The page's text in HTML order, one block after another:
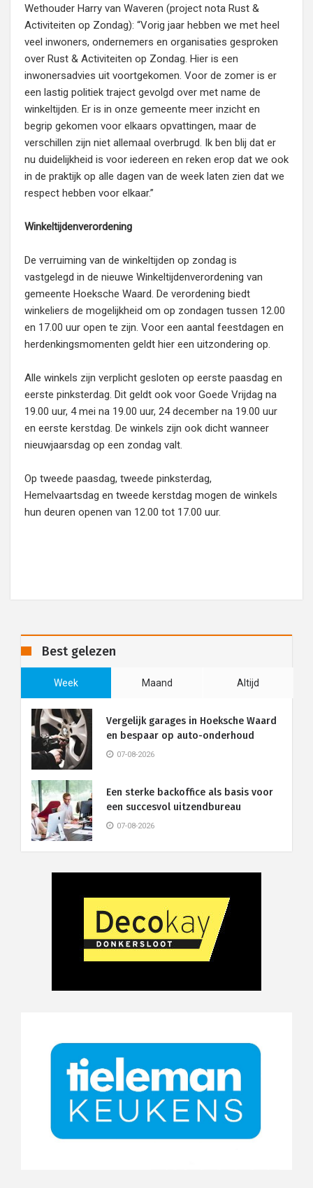
Wethouder Harry van Waveren (project nota Rust &
Activiteiten op Zondag): “Vorig jaar hebben we met heel
veel inwoners, ondernemers en organisaties gesproken
over Rust & Activiteiten op Zondag. Hier is een
inwonersadvies uit voortgekomen. Voor de zomer is er
een lastig politiek traject gevolgd over met name de
winkeltijden. Er is in onze gemeente meer inzicht en
begrip gekomen voor elkaars opvattingen, maar de
verschillen zijn niet allemaal overbrugd. Ik ben blij dat er
nu duidelijkheid is voor iedereen en reken erop dat we ook
in de praktijk op alle dagen van de week laten zien dat we
respect hebben voor elkaar.”
Winkeltijdenverordening
De verruiming van de winkeltijden op zondag is
vastgelegd in de nieuwe Winkeltijdenverordening van
gemeente Hoeksche Waard. De verordening biedt
winkeliers de mogelijkheid om op zondagen tussen 12.00
en 17.00 uur open te zijn. Voor een aantal feestdagen en
herdenkingsmomenten geldt hier een uitzondering op.
Alle winkels zijn verplicht gesloten op eerste paasdag en
eerste pinksterdag. Dit geldt ook voor Goede Vrijdag na
19.00 uur, 4 mei na 19.00 uur, 24 december na 19.00 uur
en eerste kerstdag. De winkels zijn ook dicht wanneer
nieuwjaarsdag op een zondag valt.
Op tweede paasdag, tweede pinksterdag,
Hemelvaartsdag en tweede kerstdag mogen de winkels
hun deuren openen van 12.00 tot 17.00 uur.
Best gelezen
Week Maand Altijd
Vergelijk garages in Hoeksche Waard
en bespaar op auto-onderhoud
07-08-2026
Een sterke backoffice als basis voor
een succesvol uitzendbureau
07-08-2026